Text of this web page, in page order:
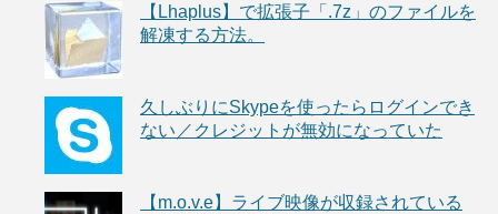
【Lhaplus】で拡張子「.7z」のファイルを
解凍する方法。
久しぶりにSkypeを使ったらログインでき
ない／クレジットが無効になっていた
【m.o.v.e】ライブ映像が収録されている